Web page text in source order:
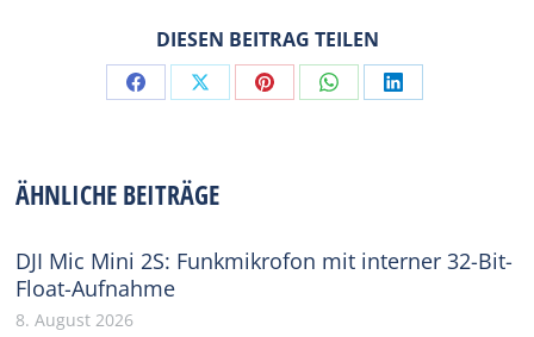
DIESEN BEITRAG TEILEN
Share Share Share Share Share
ÄHNLICHE BEITRÄGE
DJI Mic Mini 2S: Funkmikrofon mit interner 32-Bit-
Float-Aufnahme
8. August 2026